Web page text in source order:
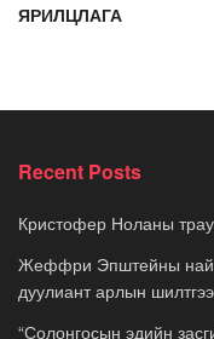
ЯРИЛЦЛАГА
Recent Posts
Кристофер Ноланы
Жеффри Эпштейны найз
дуулиант арлын
“Солонгосын эдийн